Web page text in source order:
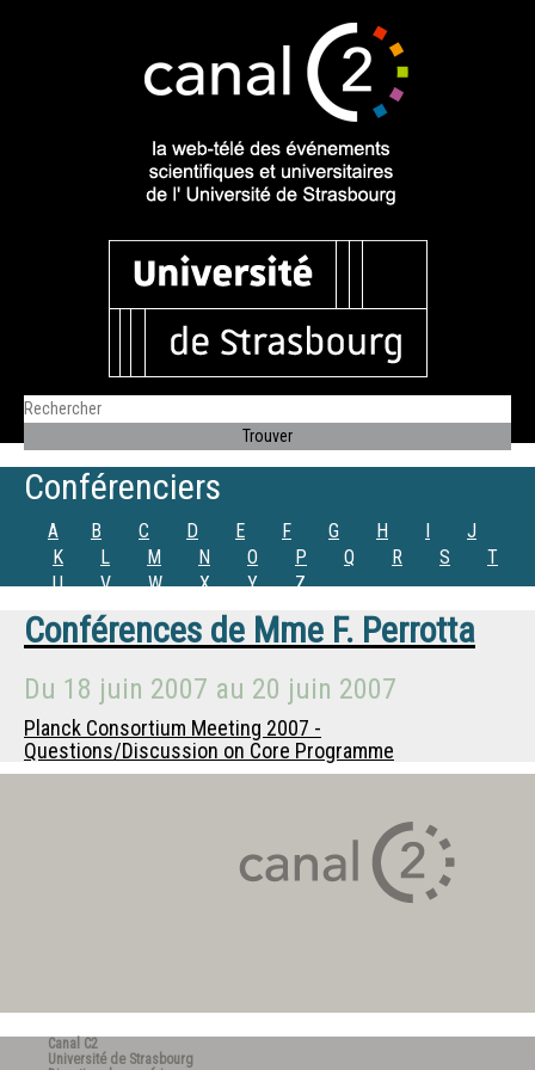
Conférenciers
A B C D E F G H I
J
K
L M N O P Q R S
T
U
V W X Y Z
Conférences de Mme F. Perrotta
Du 18 juin 2007 au 20 juin 2007
Planck Consortium Meeting 2007 -
Questions/Discussion on Core Programme
Canal C2
Université de Strasbourg